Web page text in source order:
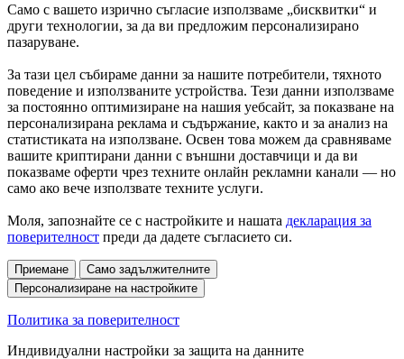
Само с вашето изрично съгласие използваме „бисквитки“ и
други технологии, за да ви предложим персонализирано
пазаруване.
За тази цел събираме данни за нашите потребители, тяхното
поведение и използваните устройства. Тези данни използваме
за постоянно оптимизиране на нашия уебсайт, за показване на
персонализирана реклама и съдържание, както и за анализ на
статистиката на използване. Освен това можем да сравняваме
вашите криптирани данни с външни доставчици и да ви
показваме оферти чрез техните онлайн рекламни канали — но
само ако вече използвате техните услуги.
Моля, запознайте се с настройките и нашата декларация за
поверителност преди да дадете съгласието си.
Приемане
Само задължителните
Персонализиране на настройките
Политика за поверителност
Индивидуални настройки за защита на данните